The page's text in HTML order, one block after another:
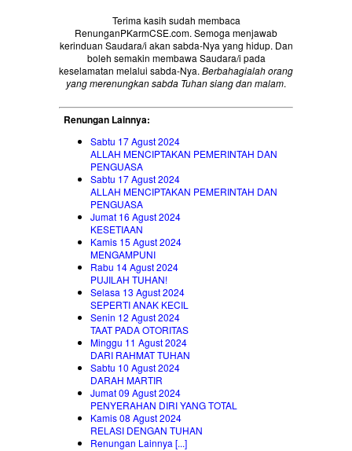
Terima kasih sudah membaca
RenunganPKarmCSE.com. Semoga menjawab
kerinduan Saudara/i akan sabda-Nya yang hidup. Dan
boleh semakin membawa Saudara/i pada
keselamatan melalui sabda-Nya. Berbahagialah orang
yang merenungkan sabda Tuhan siang dan malam.
Renungan Lainnya:
Sabtu 17 Agust 2024
ALLAH MENCIPTAKAN PEMERINTAH DAN
PENGUASA
Sabtu 17 Agust 2024
ALLAH MENCIPTAKAN PEMERINTAH DAN
PENGUASA
Jumat 16 Agust 2024
KESETIAAN
Kamis 15 Agust 2024
MENGAMPUNI
Rabu 14 Agust 2024
PUJILAH TUHAN!
Selasa 13 Agust 2024
SEPERTI ANAK KECIL
Senin 12 Agust 2024
TAAT PADA OTORITAS
Minggu 11 Agust 2024
DARI RAHMAT TUHAN
Sabtu 10 Agust 2024
DARAH MARTIR
Jumat 09 Agust 2024
PENYERAHAN DIRI YANG TOTAL
Kamis 08 Agust 2024
RELASI DENGAN TUHAN
Renungan Lainnya [...]